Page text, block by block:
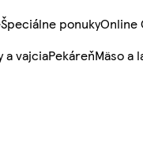
Špeciálne ponukyOnline
a vajciaPekáreňMäso a